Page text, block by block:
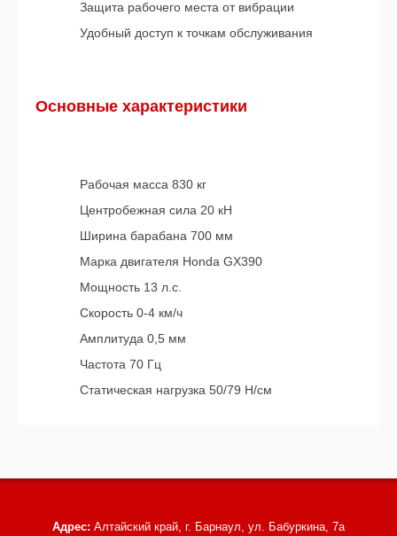
Защита рабочего места от вибрации
Удобный доступ к точкам обслуживания
Основные характеристики
Рабочая масса 830 кг
Центробежная сила 20 кН
Ширина барабана 700 мм
Марка двигателя Honda GX390
Мощность 13 л.с.
Скорость 0-4 км/ч
Амплитуда 0,5 мм
Частота 70 Гц
Статическая нагрузка 50/79 Н/см
Адрес: Алтайский край, г. Барнаул, ул. Бабуркина, 7а